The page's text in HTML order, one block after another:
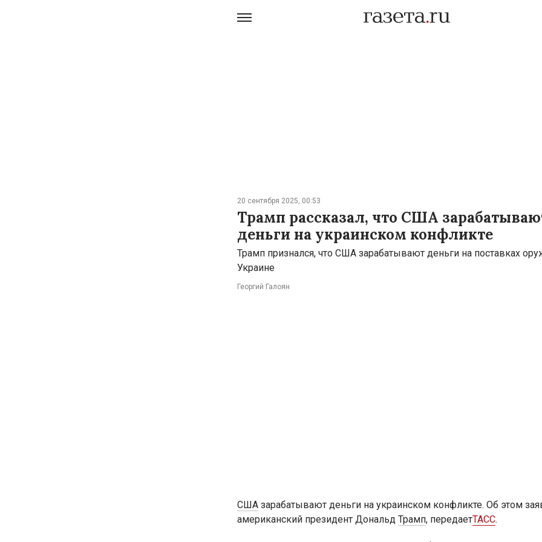
20 сентября 2025, 00:53
Трамп рассказал, что США
деньги на украинском конфликте
Трамп признался, что США зарабатывают деньги на поставках
Украине
Георгий Галоян
США зарабатывают деньги на украинском конфликте. Об этом
американский президент Дональд Трамп, передаетТАСС.